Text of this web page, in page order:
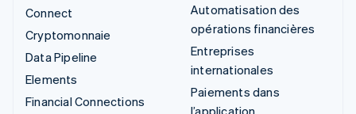
Connect
Cryptomonnaie
Data Pipeline
Elements
Financial Connections
Automatisation des
opérations financières
Entreprises
internationales
Paiements dans
l’application